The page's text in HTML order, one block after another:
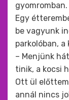
Egy
be vagyunk
parkolóban, a
– Menjünk
tinik, a kocsi
Ott ül
annál nincs